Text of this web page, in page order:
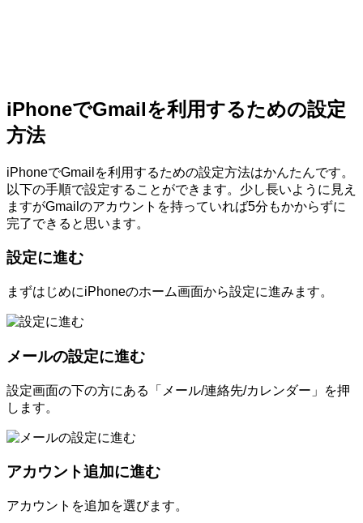
iPhoneでGmailを利用するための設定
方法
iPhoneでGmailを利用するための設定方法はかんたんです。
以下の手順で設定することができます。少し長いように見え
ますがGmailのアカウントを持っていれば5分もかからずに
完了できると思います。
設定に進む
まずはじめにiPhoneのホーム画面から設定に進みます。
メールの設定に進む
設定画面の下の方にある「メール/連絡先/カレンダー」を押
します。
アカウント追加に進む
アカウントを追加を選びます。